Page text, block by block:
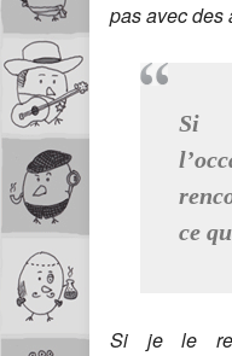
pas avec des
Si
ce
Si je le